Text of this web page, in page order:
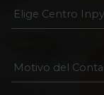
Elige
Centro
Inpylus *
Motivo
del
Contacto *